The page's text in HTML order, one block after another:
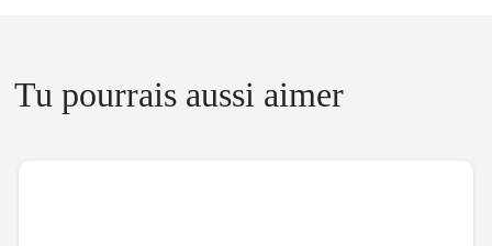
Tu pourrais aussi aimer